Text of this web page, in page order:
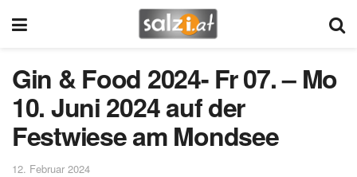
Gin & Food 2024- Fr 07. – Mo
10. Juni 2024 auf der
Festwiese am Mondsee
12. Februar 2024